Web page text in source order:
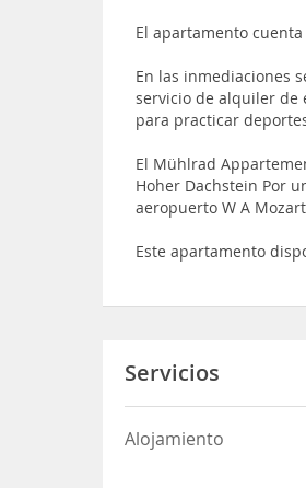
El apartamento
En las inmediaciones
servicio de alquiler de
para practicar
El Mühlrad
Hoher Dachstein Por
aeropuerto W A
Este apartamento
Servicios
Alojamiento